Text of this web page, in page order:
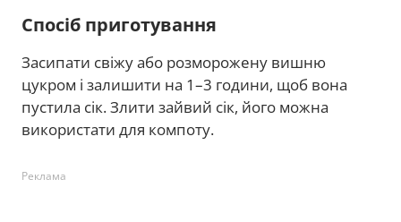
Спосіб приготування
Засипати свіжу або розморожену вишню
цукром і залишити на 1–3 години, щоб вона
пустила сік. Злити зайвий сік, його можна
використати для компоту.
Реклама